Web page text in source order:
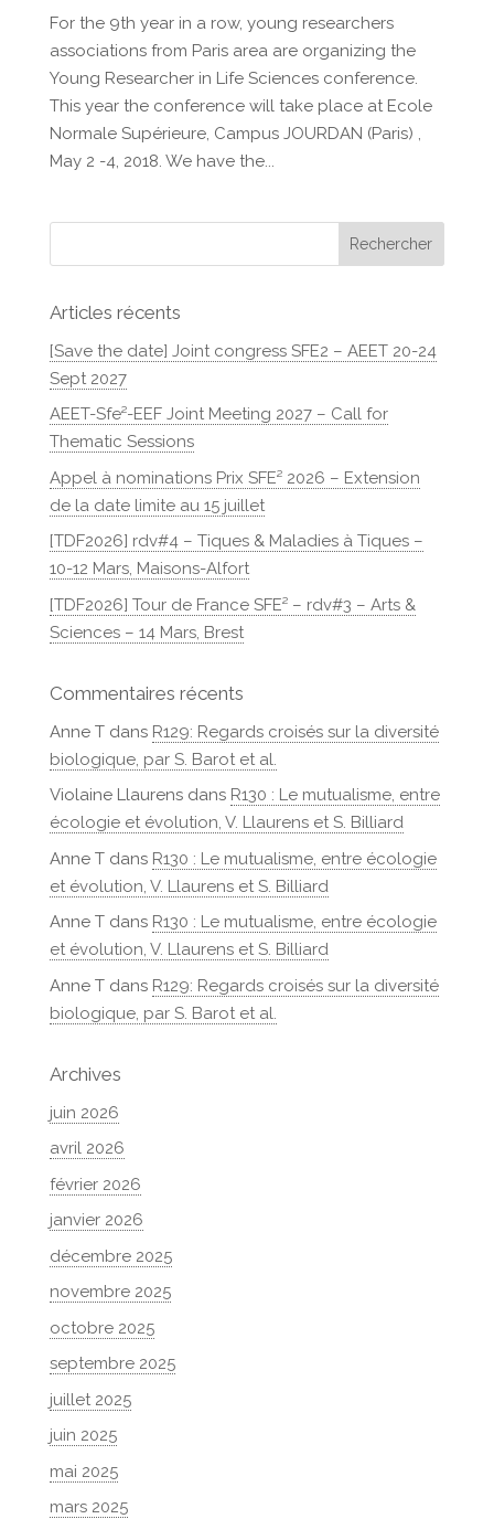
For the 9th year in a row, young researchers
associations from Paris area are organizing the
Young Researcher in Life Sciences conference.
This year the conference will take place at Ecole
Normale Supérieure, Campus JOURDAN (Paris) ,
May 2 -4, 2018. We have the...
Articles récents
[Save the date] Joint congress SFE2 – AEET 20-24
Sept 2027
AEET-Sfe²-EEF Joint Meeting 2027 – Call for
Thematic Sessions
Appel à nominations Prix SFE² 2026 – Extension
de la date limite au 15 juillet
[TDF2026] rdv#4 – Tiques & Maladies à Tiques –
10-12 Mars, Maisons-Alfort
[TDF2026] Tour de France SFE² – rdv#3 – Arts &
Sciences – 14 Mars, Brest
Commentaires récents
Anne Tdans R129: Regards croisés sur la diversité
biologique, par S. Barot et al.
Violaine Llaurensdans R130 : Le mutualisme, entre
écologie et évolution, V. Llaurens et S. Billiard
Anne Tdans R130 : Le mutualisme, entre écologie
et évolution, V. Llaurens et S. Billiard
Anne Tdans R130 : Le mutualisme, entre écologie
et évolution, V. Llaurens et S. Billiard
Anne Tdans R129: Regards croisés sur la diversité
biologique, par S. Barot et al.
Archives
juin 2026
avril 2026
février 2026
janvier 2026
décembre 2025
novembre 2025
octobre 2025
septembre 2025
juillet 2025
juin 2025
mai 2025
mars 2025